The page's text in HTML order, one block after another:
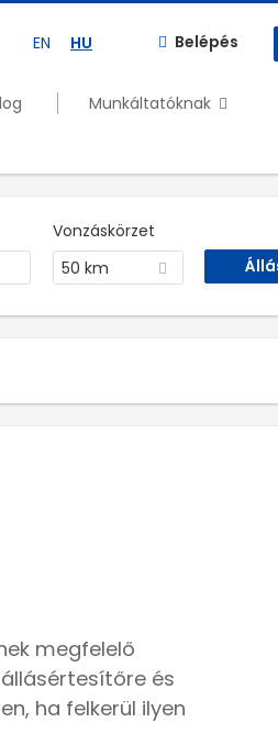
EN HU Belépés
Munkáltatóknak
Vonzáskörzet
50 km
megfelelő
és
ha felkerül ilyen